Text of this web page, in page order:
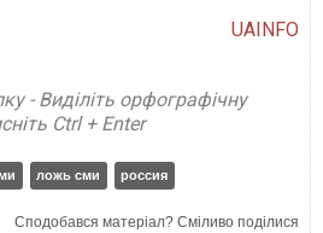
UAINFO
- Виділіть орфографічну
Ctrl + Enter
ложь сми россия
Сподобався матеріал? Сміливо поділися